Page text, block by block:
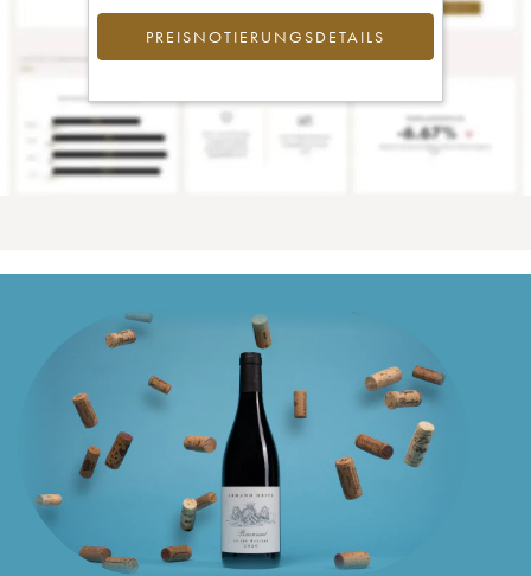
PREISNOTIERUNGSDETAILS